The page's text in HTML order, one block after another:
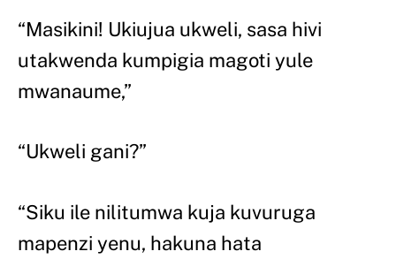
“Masikini! Ukiujua ukweli, sasa hivi
utakwenda kumpigia magoti yule
mwanaume,”
“Ukweli gani?”
“Siku ile nilitumwa kuja kuvuruga
mapenzi yenu, hakuna hata